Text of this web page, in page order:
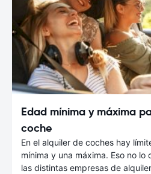
Edad mínima y máxima
coche
En el alquiler de coches hay
mínima y una máxima. Eso no lo
las distintas empresas de